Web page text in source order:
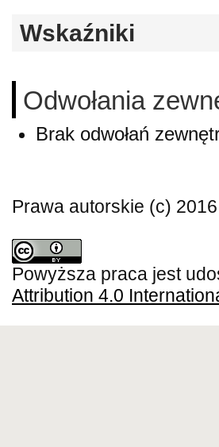
Wskaźniki
Odwołania
Brak odwołań
Prawa autorskie (c)
Powyższa praca jest
Attribution 4.0